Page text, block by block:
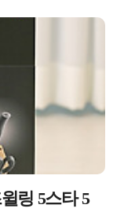
모의 연속 지진이
지진은 해일을
민들에게 큰 피해
진이 자주 발생하
과 같은 안전 교육
링 5스타 5